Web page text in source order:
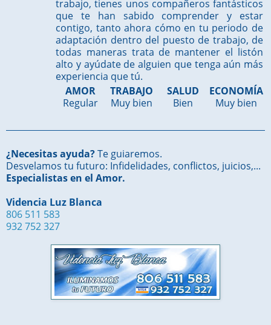
trabajo, tienes unos compañeros fantásticos
que te han sabido comprender y estar
contigo, tanto ahora cómo en tu periodo de
adaptación dentro del puesto de trabajo, de
todas maneras trata de mantener el listón
alto y ayúdate de alguien que tenga aún más
experiencia que tú.
AMOR
Regular
TRABAJO
Muy bien
SALUD
Bien
ECONOMÍA
Muy bien
¿Necesitas ayuda?Te guiaremos.
Desvelamos tu futuro: Infidelidades, conflictos, juicios,...
Especialistas en el Amor.
Videncia Luz Blanca
806 511 583
932 752 327